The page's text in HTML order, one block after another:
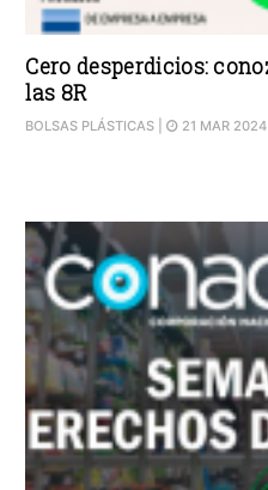
Cero desperdicios:
las 8R
BOLSAS PLÁSTICAS | 21 MAR 2024